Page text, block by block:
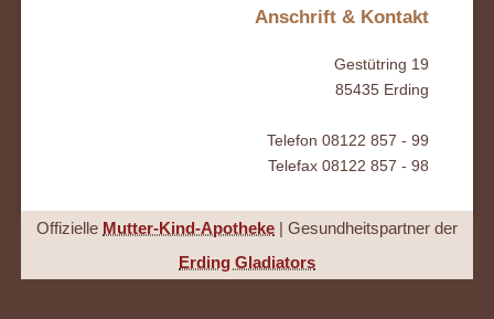
Anschrift & Kontakt
Gestütring 19
85435 Erding
Telefon 08122 857 - 99
Telefax 08122 857 - 98
Offizielle Mutter-Kind-Apotheke | Gesundheitspartner der
Erding Gladiators